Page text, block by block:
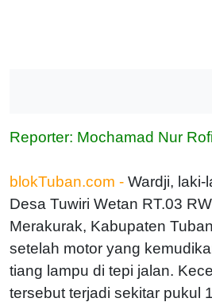
Reporter: Mochamad Nur
blokTuban.com - Wardji, laki-
Desa Tuwiri Wetan RT.03
Merakurak, Kabupaten
setelah motor yang
tiang lampu di tepi jalan.
tersebut terjadi sekitar pukul